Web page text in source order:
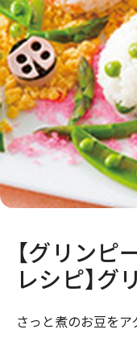
【グリンピ
レシピ】グ
さっと煮のお豆を